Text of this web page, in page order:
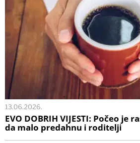
13.06.2026.
EVO DOBRIH VIJESTI: Počeo je
da malo predahnu i roditelji